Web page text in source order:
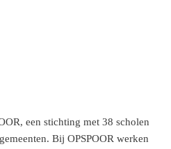
een stichting met 38 scholen
Bij OPSPOOR werken